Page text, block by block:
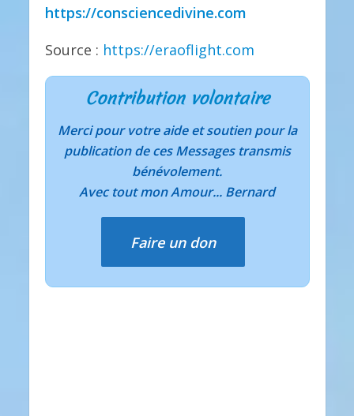
https://consciencedivine.com
Source : https://eraoflight.com
Contribution volontaire
Merci pour votre aide et soutien pour la
publication de ces Messages transmis
bénévolement.
Avec tout mon Amour... Bernard
Faire un don